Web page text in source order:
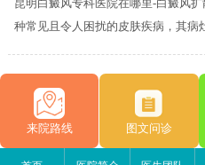
昆明白癜风专科医院在哪里-白癜风
种常见且令人困扰的皮肤疾病，其病灶
来院路线 图文问诊